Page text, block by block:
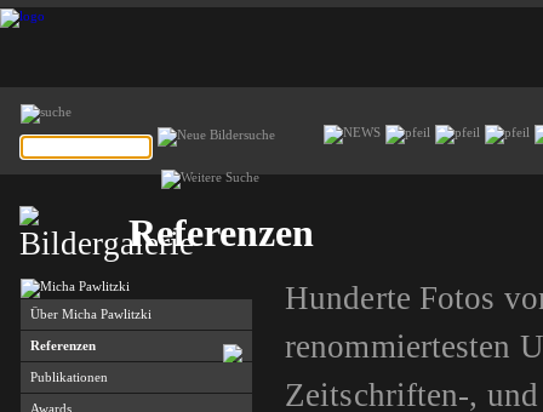
Referenzen
Über Micha Pawlitzki
Referenzen
Publikationen
Awards
Hunderte Fotos
renommiertesten
Zeitschriften-,